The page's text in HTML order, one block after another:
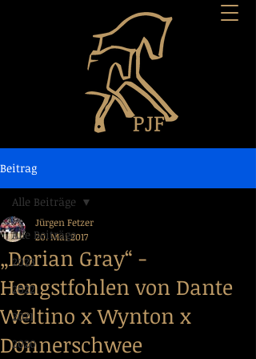
Beitrag
Alle Beiträge
2023
2022
2021
2020
Alle Beiträge
„Dorian Gray“ -
Hengstfohlen von Dante
Weltino x Wynton x
Donnerschwee
Jürgen Fetzer
20. Mai 2017